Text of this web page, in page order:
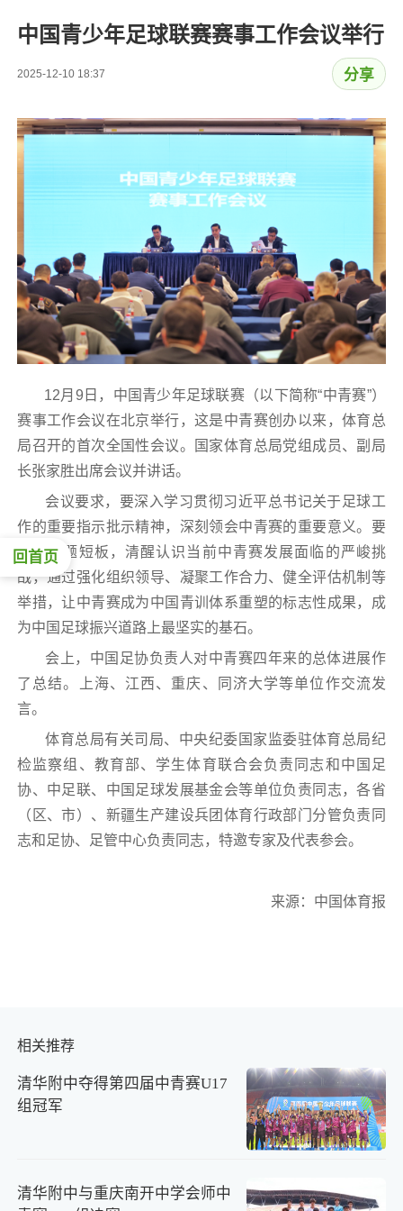
回首页
中国青少年足球联赛赛事工作会议举行
2025-12-10 18:37 分享
12月9日，中国青少年足球联赛（以下简称“中青赛”）
赛事工作会议在北京举行，这是中青赛创办以来，体育总
局召开的首次全国性会议。国家体育总局党组成员、副局
长张家胜出席会议并讲话。
会议要求，要深入学习贯彻习近平总书记关于足球工
作的重要指示批示精神，深刻领会中青赛的重要意义。要
正视问题短板，清醒认识当前中青赛发展面临的严峻挑
战，通过强化组织领导、凝聚工作合力、健全评估机制等
举措，让中青赛成为中国青训体系重塑的标志性成果，成
为中国足球振兴道路上最坚实的基石。
会上，中国足协负责人对中青赛四年来的总体进展作
了总结。上海、江西、重庆、同济大学等单位作交流发
言。
体育总局有关司局、中央纪委国家监委驻体育总局纪
检监察组、教育部、学生体育联合会负责同志和中国足
协、中足联、中国足球发展基金会等单位负责同志，各省
（区、市）、新疆生产建设兵团体育行政部门分管负责同
志和足协、足管中心负责同志，特邀专家及代表参会。
来源：中国体育报
相关推荐
清华附中夺得第四届中青赛U17
组冠军
清华附中与重庆南开中学会师中